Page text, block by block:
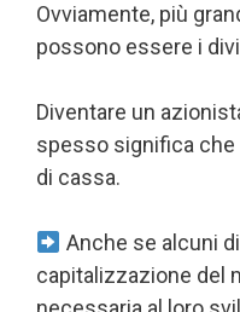
Ovviamente, più
possono essere i
Diventare un
spesso significa
di cassa.
Anche se alcuni
capitalizzazione del